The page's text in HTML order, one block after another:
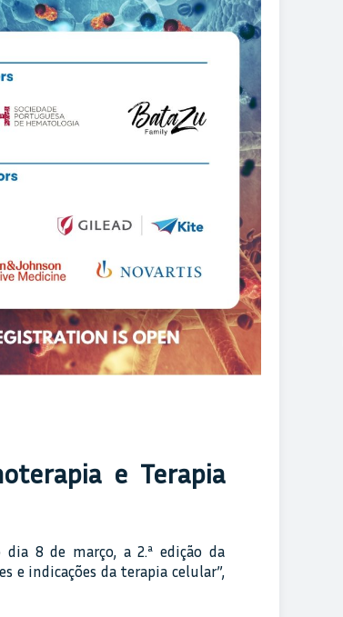
e Terapia
dia 8 de março, a 2.ª edição da
e indicações da terapia celular”,